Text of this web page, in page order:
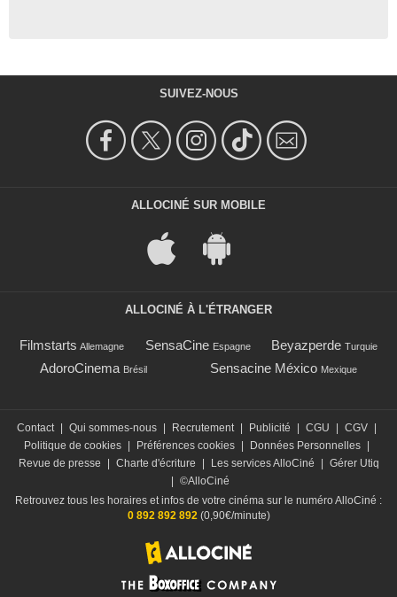
SUIVEZ-NOUS
ALLOCINÉ SUR MOBILE
ALLOCINÉ À L'ÉTRANGER
Filmstarts Allemagne SensaCine Espagne Beyazperde Turquie
AdoroCinema Brésil Sensacine México Mexique
Contact Qui sommes-nous Recrutement Publicité CGU CGV
Politique de cookies
Préférences cookies Données Personnelles
Revue de presse
Charte d'écriture Les services AlloCiné
Gérer Utiq
©AlloCiné
Retrouvez tous les horaires et infos de votre cinéma sur le numéro AlloCiné :
0 892 892 892(0,90€/minute)